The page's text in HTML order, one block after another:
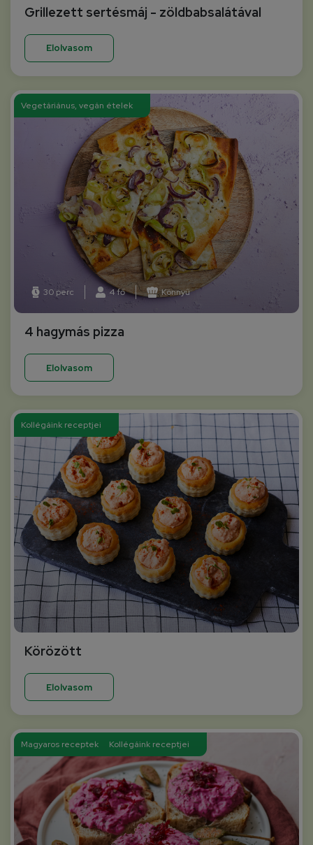
Grillezett sertésmáj - zöldbabsalátával
Elolvasom
Vegetáriánus, vegán ételek
30 perc 4 fő Könnyű
4 hagymás pizza
Elolvasom
Kollégáink receptjei
Körözött
Elolvasom
Magyaros receptek Kollégáink receptjei